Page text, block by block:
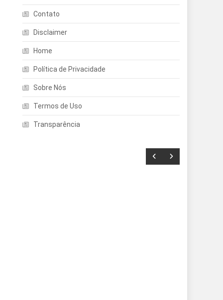
Contato
Disclaimer
Home
Política de Privacidade
Sobre Nós
Termos de Uso
Transparência